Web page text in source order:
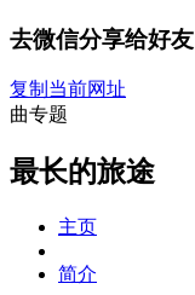
去微信分享给好友
复制当前网址
曲专题
最长的旅途
主页
简介